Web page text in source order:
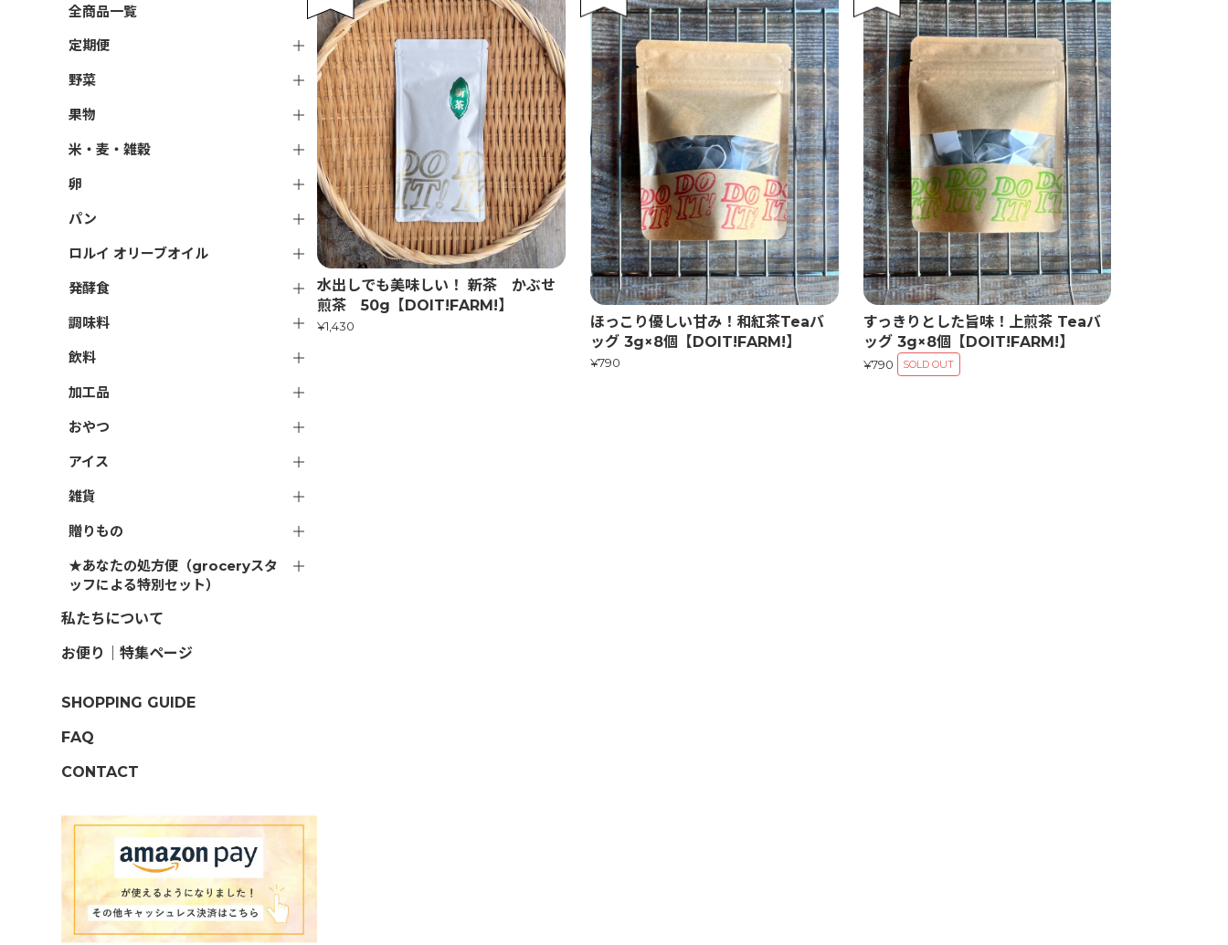
全商品一覧
定期便
野菜
果物
米・麦・雑穀
卵
パン
ロルイ オリーブオイル
発酵食
調味料
飲料
加工品
おやつ
アイス
雑貨
贈りもの
★あなたの処方便（groceryスタ
ッフによる特別セット）
私たちについて
お便り｜特集ページ
SHOPPING GUIDE
FAQ
CONTACT
水出しでも美味しい！ 新茶 かぶせ
煎茶 50g【DOIT!FARM!】
¥1,430
ほっこり優しい甘み！和紅茶Teaバ
ッグ 3g×8個【DOIT!FARM!】
¥790
すっきりとした旨味！上煎茶 Teaバ
ッグ 3g×8個【DOIT!FARM!】
¥790 SOLD OUT